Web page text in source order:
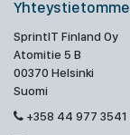
Yhteystietomme
SprintIT Finland Oy
Atomitie 5 B
00370 Helsinki
Suomi
+358 44 977 3541